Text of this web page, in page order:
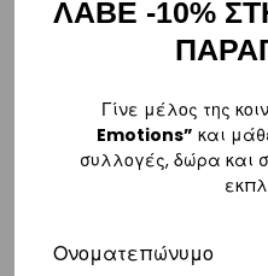
Δωρεάν παράδοσηεντός
– Για παραγγελίες κάτω των
– Η συνεργαζόμενη εταιρεία
ΛΑΒΕ -10%
Γίνε μέλος της
Emotions” και
συλλογές, δώρα και
Ονοματεπώνυμο